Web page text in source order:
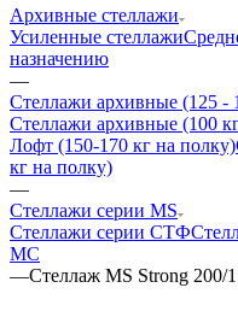
Архивные стеллажи
Усиленные стеллажи
назначению
—
Стеллажи архивные (125 -
Стеллажи архивные (100
Лофт (150-170 кг на полку)
кг на полку)
—
Стеллажи серии MS
Стеллажи серии СТФ
МС
—Стеллаж MS Strong 200/